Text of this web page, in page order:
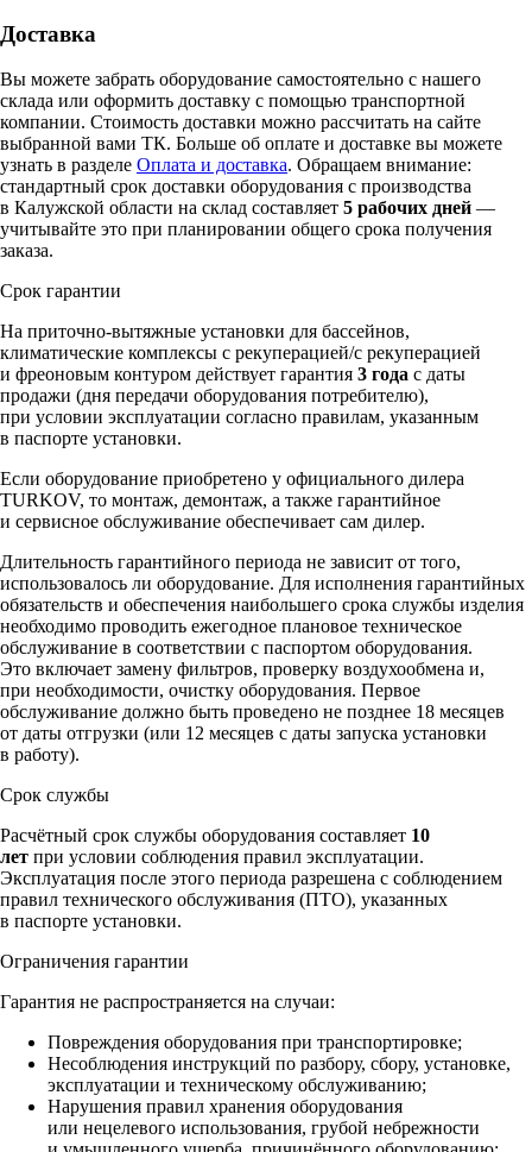
Доставка
Вы можете забрать оборудование самостоятельно с нашего
склада или оформить доставку с помощью транспортной
компании. Стоимость доставки можно рассчитать на сайте
выбранной вами ТК. Больше об оплате и доставке вы можете
узнать в разделе Оплата и доставка. Обращаем внимание:
стандартный срок доставки оборудования с производства
в Калужской области на склад составляет 5 рабочих дней —
учитывайте это при планировании общего срока получения
заказа.
Срок гарантии
На приточно-вытяжные установки для бассейнов,
климатические комплексы c рекуперацией/с рекуперацией
и фреоновым контуром действует гарантия 3 года с даты
продажи (дня передачи оборудования потребителю),
при условии эксплуатации согласно правилам, указанным
в паспорте установки.
Если оборудование приобретено у официального дилера
TURKOV, то монтаж, демонтаж, а также гарантийное
и сервисное обслуживание обеспечивает сам дилер.
Длительность гарантийного периода не зависит от того,
использовалось ли оборудование. Для исполнения гарантийных
обязательств и обеспечения наибольшего срока службы изделия
необходимо проводить ежегодное плановое техническое
обслуживание в соответствии с паспортом оборудования.
Это включает замену фильтров, проверку воздухообмена и,
при необходимости, очистку оборудования. Первое
обслуживание должно быть проведено не позднее 18 месяцев
от даты отгрузки (или 12 месяцев с даты запуска установки
в работу).
Срок службы
Расчётный срок службы оборудования составляет 10
лет при условии соблюдения правил эксплуатации.
Эксплуатация после этого периода разрешена с соблюдением
правил технического обслуживания (ПТО), указанных
в паспорте установки.
Ограничения гарантии
Гарантия не распространяется на случаи:
Повреждения оборудования при транспортировке;
Несоблюдения инструкций по разбору, сбору, установке,
эксплуатации и техническому обслуживанию;
Нарушения правил хранения оборудования
или нецелевого использования, грубой небрежности